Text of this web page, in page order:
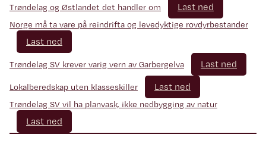
Trøndelag og Østlandet det handler om
Last ned
Norge må ta vare på reindrifta og levedyktige rovdyrbestander
Last ned
Trøndelag SV krever varig vern av Garbergelva Last ned
Lokalberedskap uten klasseskiller Last ned
Trøndelag SV vil ha planvask, ikke nedbygging av natur
Last ned